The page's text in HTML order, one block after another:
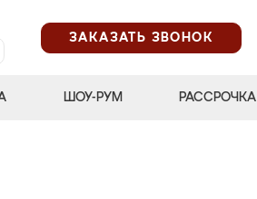
ЗАКАЗАТЬ ЗВОНОК
ШОУ-РУМ РАССРОЧКА